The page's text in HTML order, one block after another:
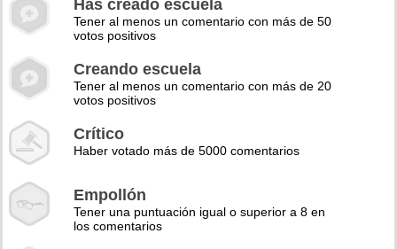
Has creado escuela
Tener al menos un comentario con más de 50
votos positivos
Creando escuela
Tener al menos un comentario con más de 20
votos positivos
Crítico
Haber votado más de 5000 comentarios
Empollón
Tener una puntuación igual o superior a 8 en
los comentarios